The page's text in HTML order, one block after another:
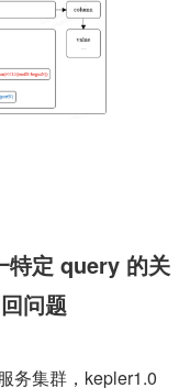
特定 query 的关
问题
务集群，kepler1.0